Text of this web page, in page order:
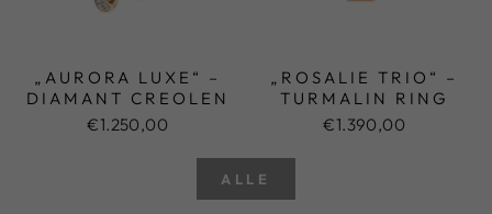
„AURORA LUXE“ –
DIAMANT CREOLEN
€1.250,00
„ROSALIE TRIO“ –
TURMALIN RING
€1.390,00
ALLE